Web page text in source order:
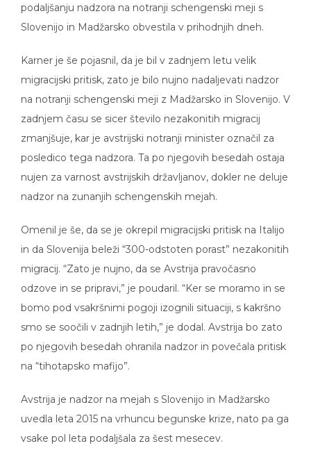
podaljšanju nadzora na notranji schengenski meji s
Slovenijo in Madžarsko obvestila v prihodnjih dneh.
Karner je še pojasnil, da je bil v zadnjem letu velik
migracijski pritisk, zato je bilo nujno nadaljevati nadzor
na notranji schengenski meji z Madžarsko in Slovenijo. V
zadnjem času se sicer število nezakonitih migracij
zmanjšuje, kar je avstrijski notranji minister označil za
posledico tega nadzora. Ta po njegovih besedah ostaja
nujen za varnost avstrijskih državljanov, dokler ne deluje
nadzor na zunanjih schengenskih mejah.
Omenil je še, da se je okrepil migracijski pritisk na Italijo
in da Slovenija beleži “300-odstoten porast” nezakonitih
migracij. “Zato je nujno, da se Avstrija pravočasno
odzove in se pripravi,” je poudaril. “Ker se moramo in se
bomo pod vsakršnimi pogoji izognili situaciji, s kakršno
smo se soočili v zadnjih letih,” je dodal. Avstrija bo zato
po njegovih besedah ohranila nadzor in povečala pritisk
na “tihotapsko mafijo”.
Avstrija je nadzor na mejah s Slovenijo in Madžarsko
uvedla leta 2015 na vrhuncu begunske krize, nato pa ga
vsake pol leta podaljšala za šest mesecev.